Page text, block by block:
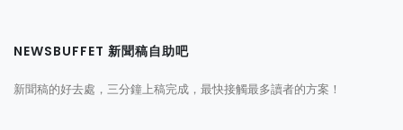
NEWSBUFFET 新聞稿自助吧
新聞稿的好去處，三分鐘上稿完成，最快接觸最多讀者的方案！